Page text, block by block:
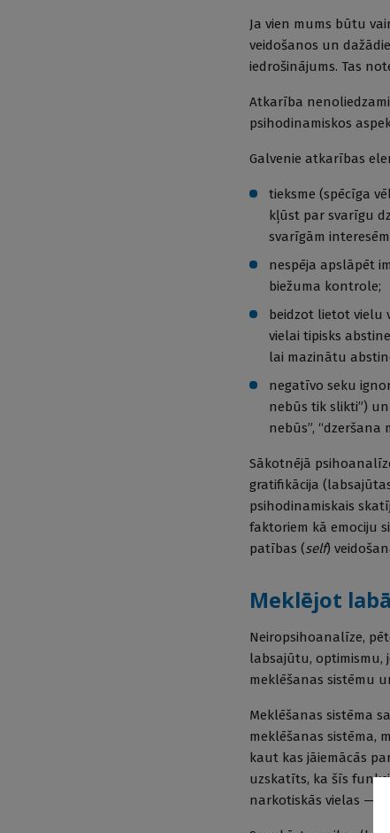
Ja vien mums būtu
veidošanos un
iedrošinājums. Tas
Atkarība
psihodinamiskos
Galvenie atkarības
tieksme (spēcīga
kļūst par svarīgu
svarīgām
nespēja apslāpēt
biežuma kontrole;
beidzot lietot vielu
vielai tipisks
lai mazinātu
negatīvo seku
nebūs tik slikti”)
nebūs”,
Sākotnējā
gratifikācija
psihodinamiskais
faktoriem kā emociju
patības (self)
Meklējot
Neiropsihoanalīze,
labsajūtu, optimismu,
meklēšanas sistēmu
Meklēšanas sistēma
meklēšanas sistēma,
kaut kas jāiemācās
uzskatīts, ka šīs
narkotiskās vielas —